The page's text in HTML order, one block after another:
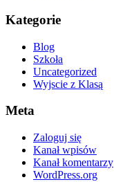
Kategorie
Blog
Szkoła
Uncategorized
Wyjscie z Klasą
Meta
Zaloguj się
Kanał wpisów
Kanał komentarzy
WordPress.org